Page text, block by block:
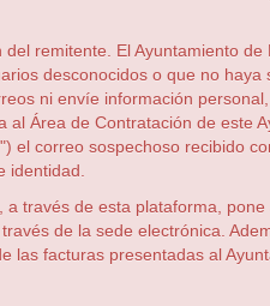
remitente. El Ayuntamiento
desconocidos o que no haya
ni envíe información
al Área de Contratación de este
el correo sospechoso recibido
identidad.
a través de esta plataforma,
de la sede electrónica.
las facturas presentadas al